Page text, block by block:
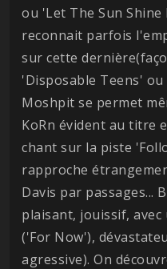
ou 'Let The Sun
reconnait parfois
sur cette
'Disposable Teens'
Moshpit se permet
KoRn évident au titre
chant sur la piste
rapproche
Davis par passages...
plaisant, jouissif,
('For Now'),
agressive). On